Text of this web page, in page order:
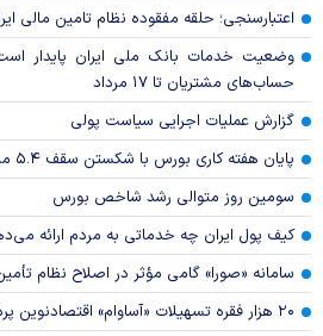
اعتبارسنجی؛ حلقه مفقوده نظام تامین مالی
وضعیت خدمات بانک ملی ایران پایدار
حساب‌های مشتریان تا ۱۷ مرداد
گزارش عملیات اجرایی سیاست پولی
پایان هفته کاری بورس با شکستن سقف ۵.۴ میلیون واحد
سومین روز متوالی رشد شاخص بورس
کیف پول ایران چه خدماتی به مردم ارائه
سامانه «صورا» گامی مؤثر در اصلاح نظام
۲۰ هزار فقره تسهیلات «آساوام» اقتصادنوین پرداخت شد